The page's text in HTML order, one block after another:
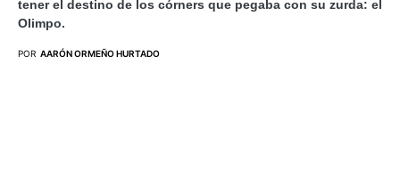
tener el destino de los córners que pegaba con su zurda: el
Olimpo.
POR AARÓN ORMEÑO HURTADO